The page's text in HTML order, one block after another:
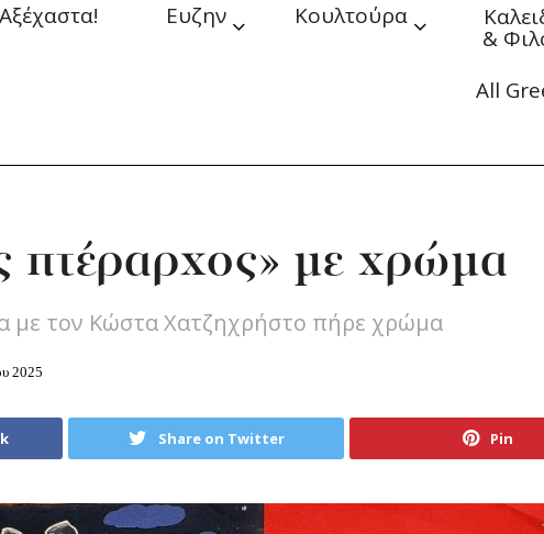
Αξέχαστα! Ευζην Κουλτούρα
&
All
πτέραρχος» με χρώμα
με τον Κώστα Χατζηχρήστο πήρε χρώμα
2025
Share on Twitter Pin